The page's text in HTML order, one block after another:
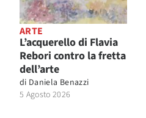
ARTE
L’acquerello di Flavia
Rebori contro la fretta
dell’arte
di Daniela Benazzi
5 Agosto 2026